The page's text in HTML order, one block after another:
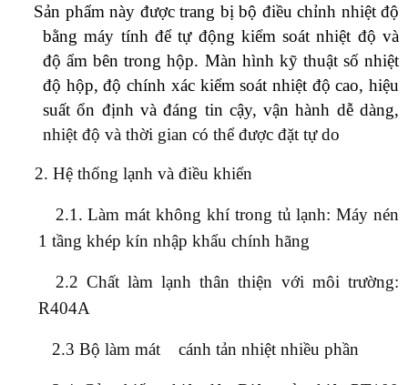
Sản phẩm này được trang bị bộ điều chỉnh nhiệt độ
bằng máy tính để tự động kiểm soát nhiệt độ và
độ ẩm bên trong hộp. Màn hình kỹ thuật số nhiệt
độ hộp, độ chính xác kiểm soát nhiệt độ cao, hiệu
suất ổn định và đáng tin cậy, vận hành dễ dàng,
nhiệt độ và thời gian có thể được đặt tự do
2. Hệ thống lạnh và điều khiển
2.1. Làm mát không khí trong tủ lạnh: Máy nén
1 tầng khép kín nhập khẩu chính hãng
2.2 Chất làm lạnh thân thiện với môi trường:
R404A
2.3 Bộ làm mát cánh tản nhiệt nhiều phần